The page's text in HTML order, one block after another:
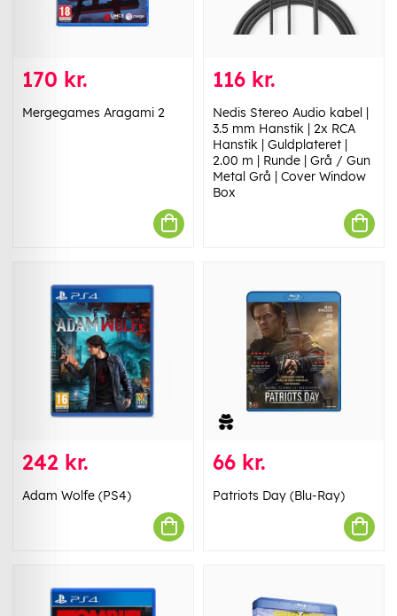
170 kr.
Mergegames Aragami 2
116 kr.
Nedis Stereo Audio kabel |
3.5 mm Hanstik | 2x RCA
Hanstik | Guldplateret |
2.00 m | Runde | Grå / Gun
Metal Grå | Cover Window
Box
242 kr.
Adam Wolfe (PS4)
66 kr.
Patriots Day (Blu-Ray)